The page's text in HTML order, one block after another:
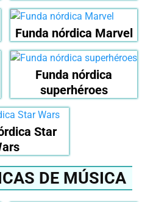
Funda nórdica Marvel
Funda nórdica
superhéroes
Star
DE MÚSICA